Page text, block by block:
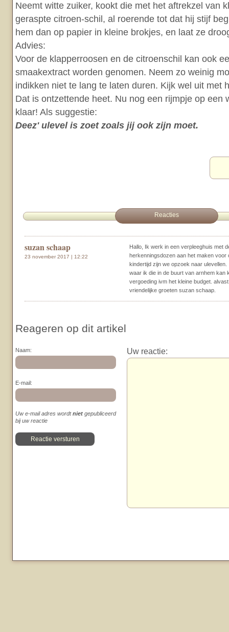
Neemt witte zuiker, kookt die met het aftrekzel van
geraspte citroen-schil, al roerende tot dat hij stijf
hem dan op papier in kleine brokjes, en laat ze
Advies:
Voor de klapperroosen en de citroenschil kan ook
smaakextract worden genomen. Neem zo weinig
indikken niet te lang te laten duren. Kijk wel uit met
Dat is ontzettende heet. Nu nog een rijmpje op een
klaar! Als suggestie:
Deez' ulevel is zoet zoals jij ook zijn moet.
Reacties
suzan schaap
23 november 2017 | 12:22
Hallo, Ik werk in een verpleeghuis met
herkenningsdozen aan het maken voor
kindertijd zijn we opzoek naar
waar ik die in de buurt van arnhem kan
vergoeding ivm het kleine budget.
vriendelijke groeten suzan schaap.
Reageren op dit artikel
Naam:
E-mail:
Uw e-mail adres wordtniet gepubliceerd
bij uw reactie
Uw reactie: